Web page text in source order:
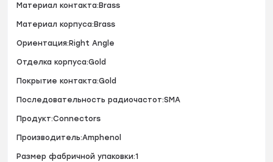
Материал контакта:Brass
Материал корпуса:Brass
Ориентация:Right Angle
Отделка корпуса:Gold
Покрытие контакта:Gold
Последовательность радиочастот:SMA
Продукт:Connectors
Производитель:Amphenol
Размер фабричной упаковки:1